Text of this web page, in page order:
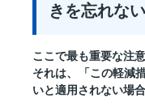
きを忘れな
ここで最も重要な注
それは、
「この軽減
いと適用されない場合